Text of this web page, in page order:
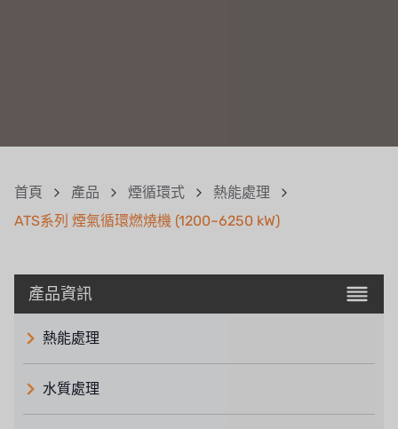
首頁 產品 煙循環式
熱能處理
ATS系列 煙氣循環燃燒機 (1200~6250 kW)
產品資訊
熱能處理
水質處理